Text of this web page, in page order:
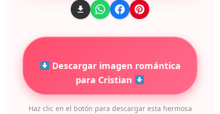
Descargar imagen romántica
para Cristian
Haz clic en el botón para descargar esta hermosa